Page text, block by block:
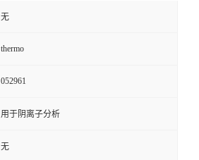
无
thermo
052961
用于阴离子分析
无